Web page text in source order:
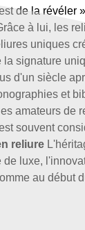
de la
à lui, les
uniques
signature
d'un siècle
et
amateurs de
souvent
reliure
luxe,
au début